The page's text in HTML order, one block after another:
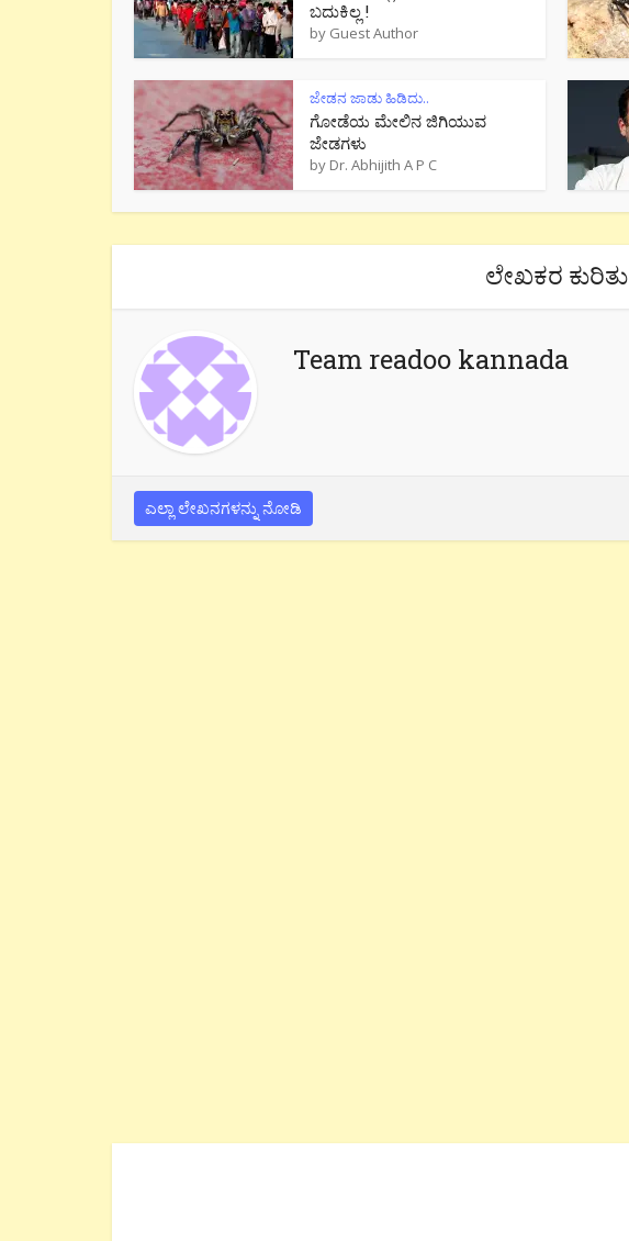
ಬದುಕಿಲ್ಲ !
by Guest Author
ಜೇಡನ ಜಾಡು ಹಿಡಿದು..
ಗೋಡೆಯ ಮೇಲಿನ ಜಿಗಿಯುವ
ಜೇಡಗಳು
by Dr. Abhijith A P C
ಲೇಖಕರ ಕುರಿತು
Team readoo kannada
ಎಲ್ಲಾ ಲೇಖನಗಳನ್ನು ನೋಡಿ